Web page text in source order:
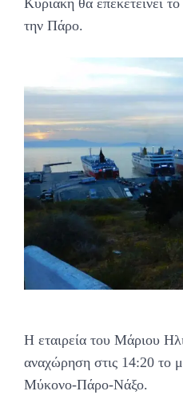
Κυριακή θα επεκετείνει
την Πάρο.
Η εταιρεία του Μάριου
αναχώρηση στις 14:20 το
Μύκονο-Πάρο-Νάξο.